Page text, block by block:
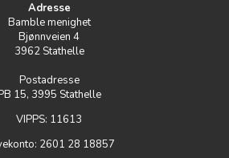
Adresse
Bamble menighet
Bjønnveien 4
3962 Stathelle
Postadresse
15, 3995 Stathelle
VIPPS: 11613
2601 28 18857